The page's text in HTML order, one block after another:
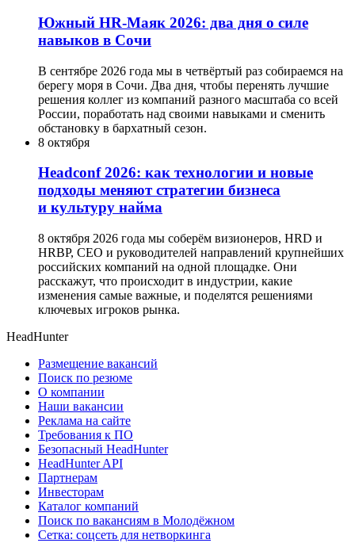
Южный HR-Маяк 2026: два дня о силе
навыков в Сочи
В сентябре 2026 года мы в четвёртый раз собираемся на
берегу моря в Сочи. Два дня, чтобы перенять лучшие
решения коллег из компаний разного масштаба со всей
России, поработать над своими навыками и сменить
обстановку в бархатный сезон.
8 октября
Headсonf 2026: как технологии и новые
подходы меняют стратегии бизнеса
и культуру найма
8 октября 2026 года мы соберём визионеров, HRD и
HRBP, СЕО и руководителей направлений крупнейших
российских компаний на одной площадке. Они
расскажут, что происходит в индустрии, какие
изменения самые важные, и поделятся решениями
ключевых игроков рынка.
HeadHunter
Размещение вакансий
Поиск по резюме
О компании
Наши вакансии
Реклама на сайте
Требования к ПО
Безопасный HeadHunter
HeadHunter API
Партнерам
Инвесторам
Каталог компаний
Поиск по вакансиям в Молодёжном
Сетка: соцсеть для нетворкинга